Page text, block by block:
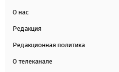
О нас
Редакция
Редакционная политика
О телеканале